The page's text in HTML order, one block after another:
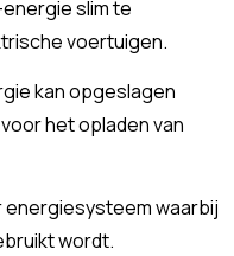
slim te
voertuigen.
kan opgeslagen
het opladen van
waarbij
wordt.